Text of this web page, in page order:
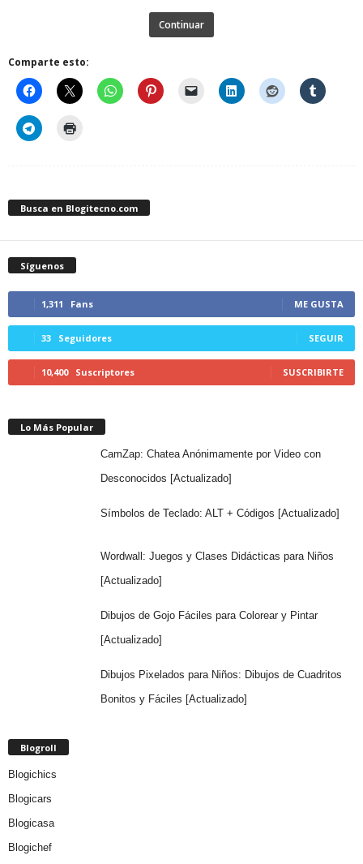
Continuar
Comparte esto:
Busca en Blogitecno.com
Síguenos
1,311 Fans ME GUSTA
33 Seguidores SEGUIR
10,400 Suscriptores SUSCRIBIRTE
Lo Más Popular
CamZap: Chatea Anónimamente por Video con
Desconocidos [Actualizado]
Símbolos de Teclado: ALT + Códigos [Actualizado]
Wordwall: Juegos y Clases Didácticas para Niños
[Actualizado]
Dibujos de Gojo Fáciles para Colorear y Pintar
[Actualizado]
Dibujos Pixelados para Niños: Dibujos de Cuadritos
Bonitos y Fáciles [Actualizado]
Blogroll
Blogichics
Blogicars
Blogicasa
Blogichef